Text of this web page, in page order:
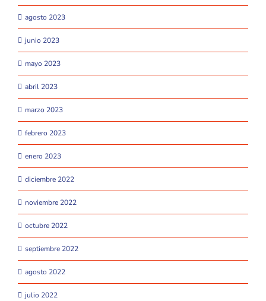
agosto 2023
junio 2023
mayo 2023
abril 2023
marzo 2023
febrero 2023
enero 2023
diciembre 2022
noviembre 2022
octubre 2022
septiembre 2022
agosto 2022
julio 2022